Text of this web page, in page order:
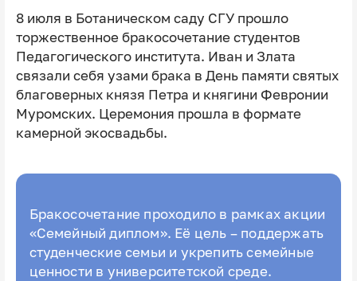
8 июля в Ботаническом саду СГУ прошло
торжественное бракосочетание студентов
Педагогического института. Иван и Злата
связали себя узами брака в День памяти святых
благоверных князя Петра и княгини Февронии
Муромских. Церемония прошла в формате
камерной экосвадьбы.
Бракосочетание проходило в рамках акции
«Семейный диплом». Её цель – поддержать
студенческие семьи и укрепить семейные
ценности в университетской среде.